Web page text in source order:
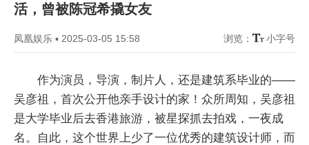
活，曾被陈冠希撬女友
凤凰娱乐 ▪ 2025-03-05 15:58 浏览： 小字号
作为演员，导演，制片人，还是建筑系毕业的——
吴彦祖，首次公开他亲手设计的家！众所周知，吴彦祖
是大学毕业后去香港旅游，被星探抓去拍戏，一夜成
名。自此，这个世界上少了一位优秀的建筑设计师，而